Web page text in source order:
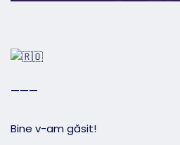
———
Bine v-am găsit!